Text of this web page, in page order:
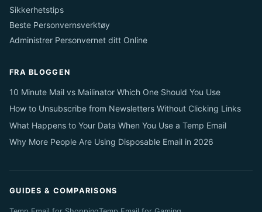
Sikkerhetstips
Beste Personvernsverktøy
Administrer Personvernet ditt Online
FRA BLOGGEN
10 Minute Mail vs Mailinator Which One Should You Use
How to Unsubscribe from Newsletters Without Clicking Links
What Happens to Your Data When You Use a Temp Email
Why More People Are Using Disposable Email in 2026
GUIDES & COMPARISONS